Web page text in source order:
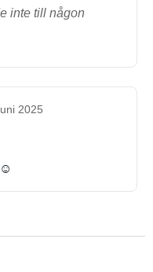
inte till någon
2025
☺️